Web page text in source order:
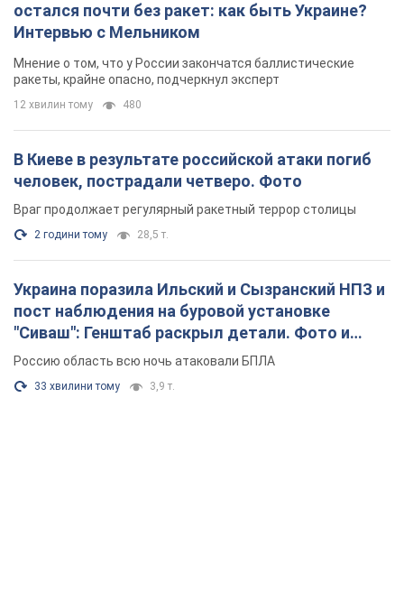
остался почти без ракет: как быть Украине?
Интервью с Мельником
Мнение о том, что у России закончатся баллистические
ракеты, крайне опасно, подчеркнул эксперт
12 хвилин тому 480
В Киеве в результате российской атаки погиб
человек, пострадали четверо. Фото
Враг продолжает регулярный ракетный террор столицы
2 години тому 28,5 т.
Украина поразила Ильский и Сызранский НПЗ и
пост наблюдения на буровой установке
"Сиваш": Генштаб раскрыл детали. Фото и
видео
Россию область всю ночь атаковали БПЛА
33 хвилини тому 3,9 т.